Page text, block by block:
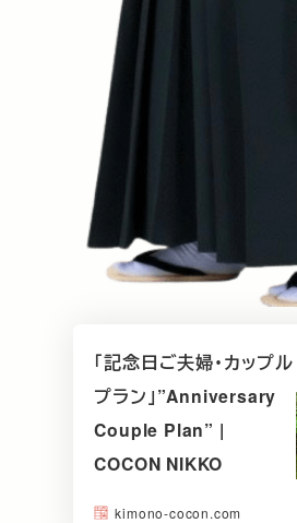
「記念日ご夫婦・カップル
プラン」”Anniversary
Couple Plan” |
COCON NIKKO
kimono-cocon.com